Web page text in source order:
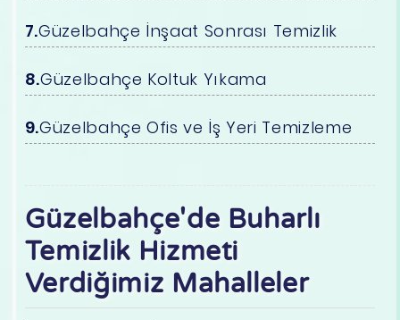
Güzelbahçe İnşaat Sonrası Temizlik
Güzelbahçe Koltuk Yıkama
Güzelbahçe Ofis ve İş Yeri Temizleme
Güzelbahçe'de Buharlı
Temizlik Hizmeti
Verdiğimiz Mahalleler